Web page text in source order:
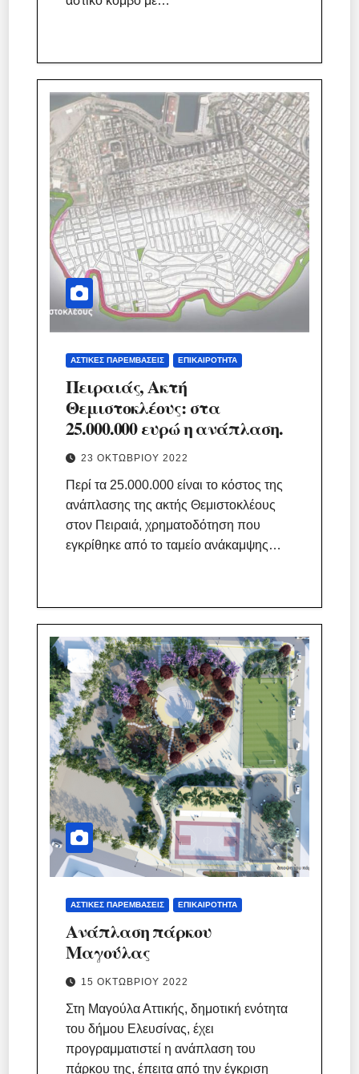
ΑΣΤΙΚΈΣ ΠΑΡΕΜΒΆΣΕΙΣ ΕΠΙΚΑΙΡΌΤΗΤΑ
Πειραιάς, Ακτή
Θεμιστοκλέους: στα
25.000.000 ευρώ η ανάπλαση.
23 ΟΚΤΩΒΡΊΟΥ 2022
Περί τα 25.000.000 είναι το κόστος της
ανάπλασης της ακτής Θεμιστοκλέους
στον Πειραιά, χρηματοδότηση που
εγκρίθηκε από το ταμείο ανάκαμψης…
ΑΣΤΙΚΈΣ ΠΑΡΕΜΒΆΣΕΙΣ ΕΠΙΚΑΙΡΌΤΗΤΑ
Ανάπλαση πάρκου
Μαγούλας
15 ΟΚΤΩΒΡΊΟΥ 2022
Στη Μαγούλα Αττικής, δημοτική ενότητα
του δήμου Ελευσίνας, έχει
προγραμματιστεί η ανάπλαση του
πάρκου της, έπειτα από την έγκριση